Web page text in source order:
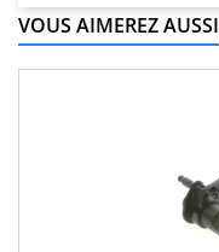
VOUS AIMEREZ AUSSI